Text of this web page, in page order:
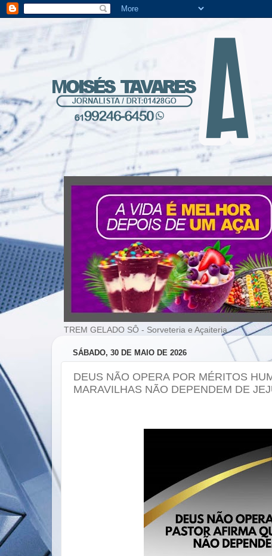
TREM GELADO SÔ - Sorveteria e Açaiteria
SÁBADO, 30 DE MAIO DE 2026
DEUS NÃO OPERA POR MÉRITOS
MARAVILHAS NÃO DEPENDEM DE